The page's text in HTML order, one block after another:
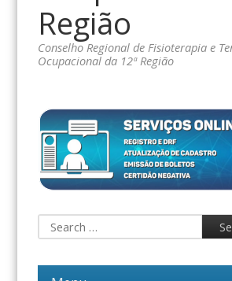
Região
Conselho Regional de Fisioterapia e
Ocupacional da 12ª Região